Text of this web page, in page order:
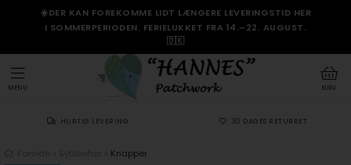
☀️DER KAN FOREKOMME LIDT LÆNGERE LEVERINGSTID HER
I SOMMERPERIODEN. FERIELUKKET FRA 14.–22. AUGUST.
🇩🇰
KURV
MENU
HURTIG LEVERING 30 DAGES RETURRET
Knapper